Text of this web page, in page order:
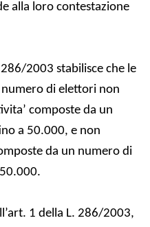
alla loro contestazione
2003 stabilisce che le
di elettori non
composte da un
a 50.000, e non
da un numero di
1 della L. 286/2003,